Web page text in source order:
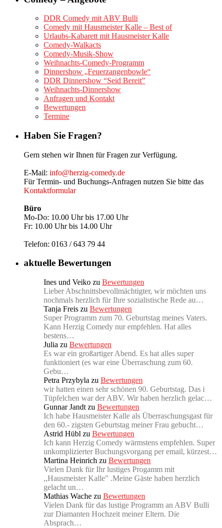
DDR Comedy mit ABV Bulli
Comedy mit Hausmeister Kalle – Best of
Urlaubs-Kabarett mit Hausmeister Kalle
Comedy-Walkacts
Comedy-Musik-Show
Weihnachts-Comedy-Programm
Dinnershow „Feuerzangenbowle“
DDR Dinnershow “Seid Bereit”
Weihnachts-Dinnershow
Anfragen und Kontakt
Bewertungen
Termine
Haben Sie Fragen?
Gern stehen wir Ihnen für Fragen zur Verfügung.
E-Mail: info@herzig-comedy.de
Für Termin- und Buchungs-Anfragen nutzen Sie bitte das
Kontaktformular
Büro
Mo-Do: 10.00 Uhr bis 17.00 Uhr
Fr: 10.00 Uhr bis 14.00 Uhr
Telefon: 0163 / 643 79 44
aktuelle Bewertungen
Ines und Veiko zu Bewertungen
Lieber Abschnittsbevollmächtigter, wir möchten uns
nochmals herzlich für Ihre sozialistische Rede au…
Tanja Freis zu Bewertungen
Super Programm zum 70. Geburtstag meines Vaters.
Kann Herzig Comedy nur empfehlen. Hat alles
bestens…
Julia zu Bewertungen
Es war ein großartiger Abend. Es hat alles super
funktioniert (es war eine Überraschung zum 60.
Gebu…
Petra Przybyla zu Bewertungen
wir hatten einen sehr schönen 90. Geburtstag. Das i
Tüpfelchen war der ABV. Wir haben herzlich gelac…
Gunnar Jandt zu Bewertungen
Ich habe Hausmeister Kalle als Überraschungsgast für
den 60.- zigsten Geburtstag meiner Frau gebucht…
Astrid Hübl zu Bewertungen
Ich kann Herzig Comedy wärmstens empfehlen. Super
unkomplizierter Buchungsvorgang per email, kürzest…
Martina Heinrich zu Bewertungen
Vielen Dank für Ihr lustiges Progamm mit
,,Hausmeister Kalle" .Meine Gäste haben herzlich
gelacht un…
Mathias Wache zu Bewertungen
Vielen Dank für das lustige Programm an ABV Bulli
zur Diamanten Hochzeit meiner Eltern. Die
Absprach…